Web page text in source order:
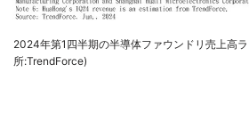
2024年第1四半期の半導体ファウンドリ売上高
所:TrendForce)